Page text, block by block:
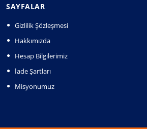
SAYFALAR
Gizlilik Şözleşmesi
Hakkımızda
Hesap Bilgilerimiz
İade Şartları
Misyonumuz